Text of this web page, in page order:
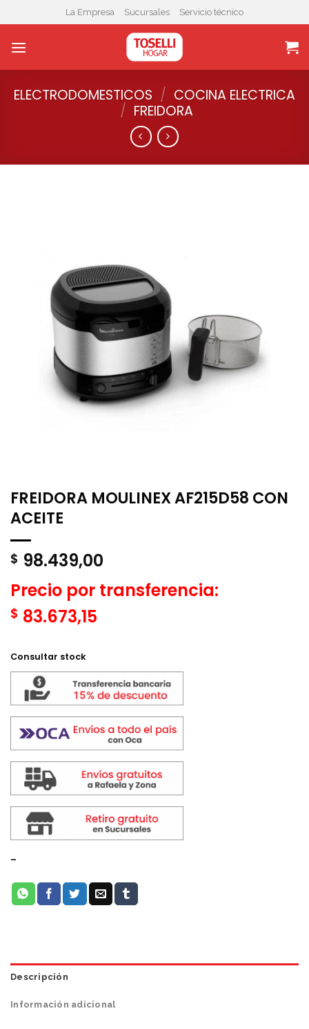
to
content
La Empresa Sucursales Servicio técnico
ELECTRODOMESTICOS / COCINA ELECTRICA
/ FREIDORA
FREIDORA MOULINEX AF215D58 CON
ACEITE
$ 98.439,00
Precio por transferencia:
$ 83.673,15
Consultar stock
-
Descripción
Información adicional